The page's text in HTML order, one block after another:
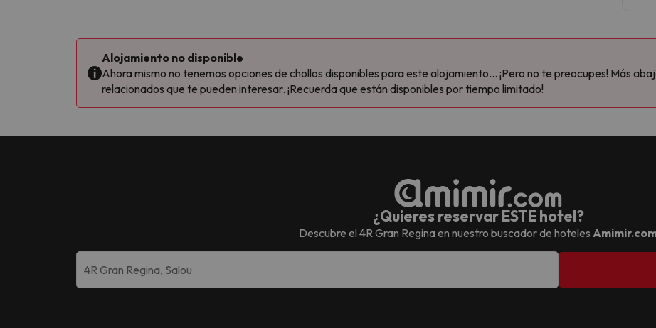
Alojamiento no disponible
Ahora mismo no tenemos opciones de chollos disponibles para este alojamiento... ¡Pero no te preocupes! Más
relacionados que te pueden interesar. ¡Recuerda que están disponibles por tiempo limitado!
¿Quieres reservar ESTE hotel?
Descubre el 4R Gran Reginaen nuestro buscador de hoteles